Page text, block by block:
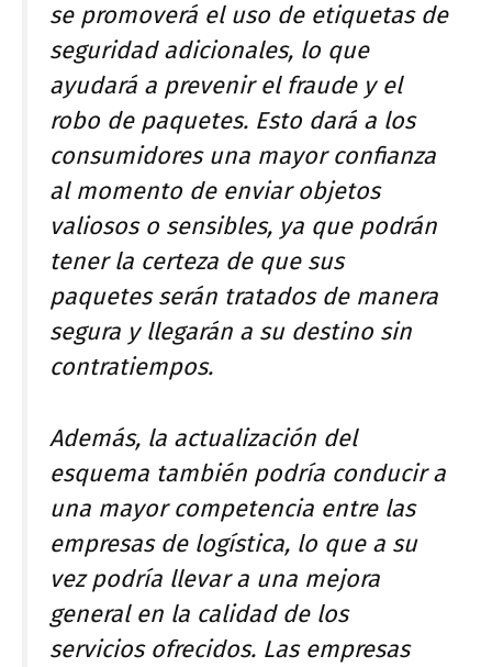
se promoverá el uso de etiquetas de
seguridad adicionales, lo que
ayudará a prevenir el fraude y el
robo de paquetes. Esto dará a los
consumidores una mayor confianza
al momento de enviar objetos
valiosos o sensibles, ya que podrán
tener la certeza de que sus
paquetes serán tratados de manera
segura y llegarán a su destino sin
contratiempos.
Además, la actualización del
esquema también podría conducir a
una mayor competencia entre las
empresas de logística, lo que a su
vez podría llevar a una mejora
general en la calidad de los
servicios ofrecidos. Las empresas